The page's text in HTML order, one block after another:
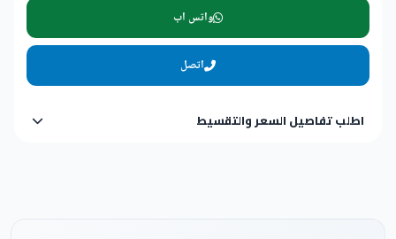
واتس اب
اتصل
اطلب تفاصيل السعر والتقسيط